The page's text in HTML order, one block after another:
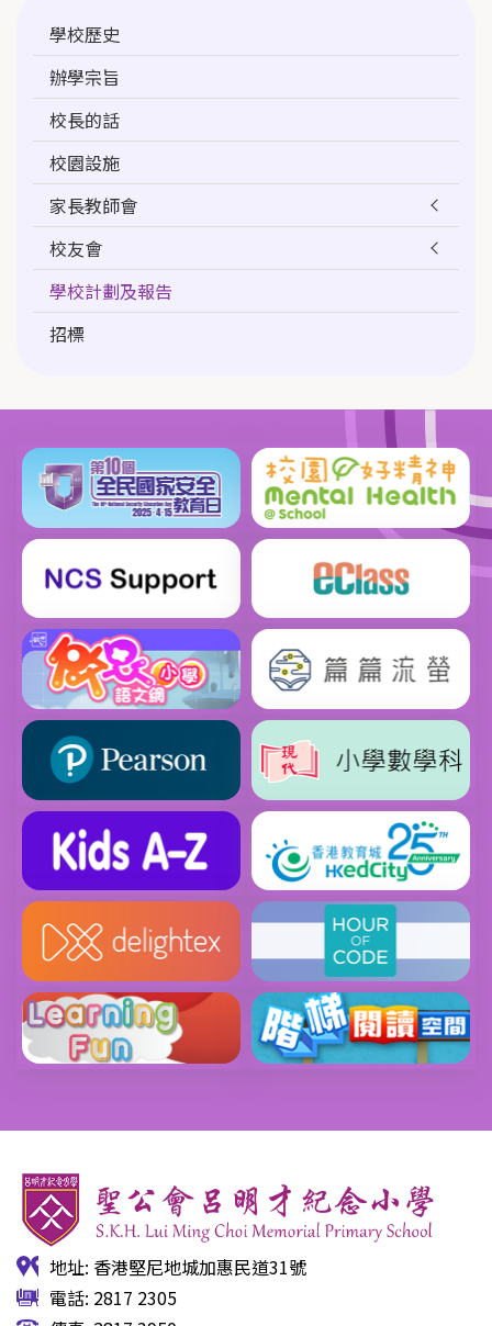
navigation
學校歷史
辦學宗旨
校長的話
校園設施
家長教師會
校友會
學校計劃及報告
招標
地址: 香港堅尼地城加惠民道31號
電話: 2817 2305